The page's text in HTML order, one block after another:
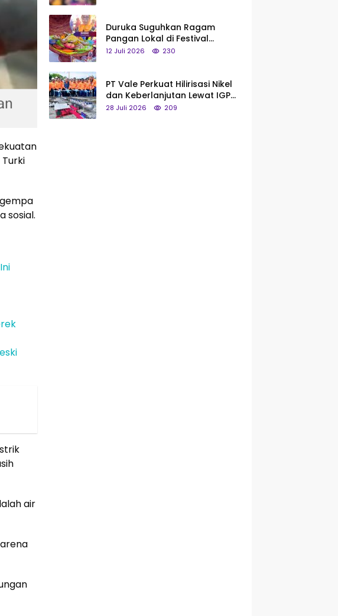
sosial.
air
Duruka Suguhkan Ragam
Pangan Lokal di Festival
Liangkobhori, Dari Umbi Rebus
12 Juli 2026 230
PT Vale Perkuat Hilirisasi Nikel
dan Keberlanjutan Lewat IGP
Morowali
28 Juli 2026 209